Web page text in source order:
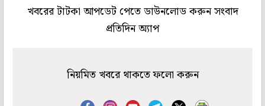
খবরের টাটকা আপডেট পেতে ডাউনলোড করুন সংবাদ
প্রতিদিন অ্যাপ
নিয়মিত খবরে থাকতে ফলো করুন